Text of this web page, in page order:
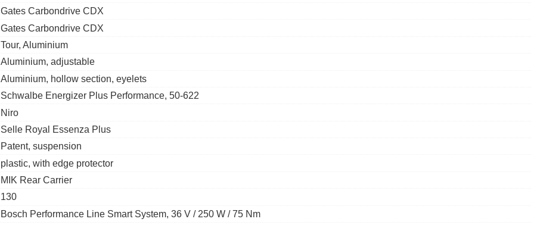
Gates Carbondrive CDX
Gates Carbondrive CDX
Tour, Aluminium
Aluminium, adjustable
Aluminium, hollow section, eyelets
Schwalbe Energizer Plus Performance, 50-622
Niro
Selle Royal Essenza Plus
Patent, suspension
plastic, with edge protector
MIK Rear Carrier
130
Bosch Performance Line Smart System, 36 V / 250 W / 75 Nm